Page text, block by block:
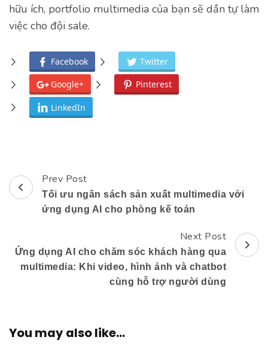
hữu ích, portfolio multimedia của bạn sẽ dần tự làm
việc cho đội sale.
Facebook Twitter
Google+ Pinterest
LinkedIn
Post
Navigation
Prev Post
Tối ưu ngân sách sản xuất multimedia với
ứng dụng AI cho phòng kế toán
Next Post
Ứng dụng AI cho chăm sóc khách hàng qua
multimedia: Khi video, hình ảnh và chatbot
cùng hỗ trợ người dùng
You may also like...